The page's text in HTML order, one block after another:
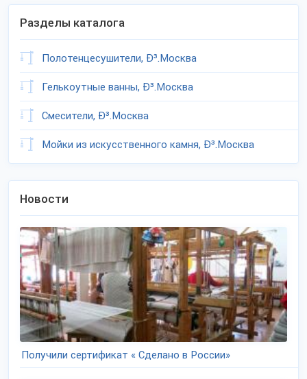
Разделы каталога
Полотенцесушители, Ð³.Москва
Гелькоутные ванны, Ð³.Москва
Смесители, Ð³.Москва
Мойки из искусственного камня, Ð³.Москва
Новости
Получили сертификат « Сделано в России»